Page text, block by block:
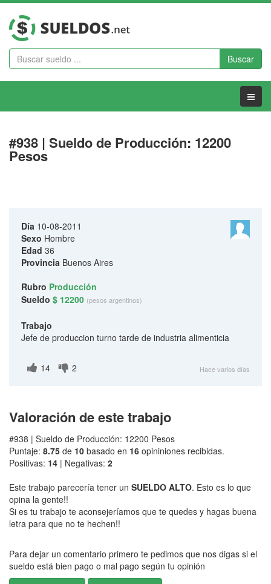
Buscar
Menu
#938 | Sueldo de Producción: 12200
Pesos
Día 10-08-2011
Sexo Hombre
Edad 36
Provincia Buenos Aires
Rubro Producción
Sueldo $ 12200 (pesos argentinos)
Trabajo
Jefe de produccion turno tarde de industria alimenticia
14 2 Hace varios días
Valoración de este trabajo
#938 | Sueldo de Producción: 12200 Pesos
Puntaje: 8.75 de 10 basado en 16 opininiones recibidas.
Positivas: 14 | Negativas: 2
Este trabajo parecería tener un SUELDO ALTO. Esto es lo que
opina la gente!!
Si es tu trabajo te aconsejeríamos que te quedes y hagas buena
letra para que no te hechen!!
Para dejar un comentario primero te pedimos que nos digas si el
sueldo está bien pago o mal pago según tu opinión